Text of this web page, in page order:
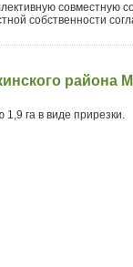
совместную
собственности
района
га в виде прирезки.